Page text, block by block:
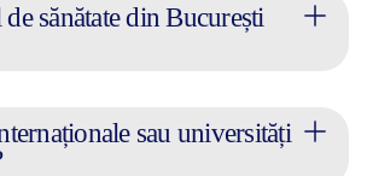
sănătate din București
sau universități